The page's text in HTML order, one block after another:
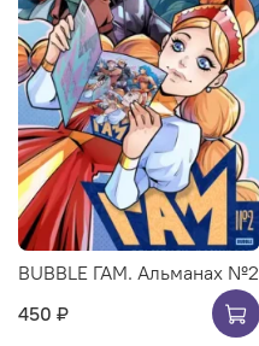
BUBBLE ГАМ. Альманах №2
450 ₽